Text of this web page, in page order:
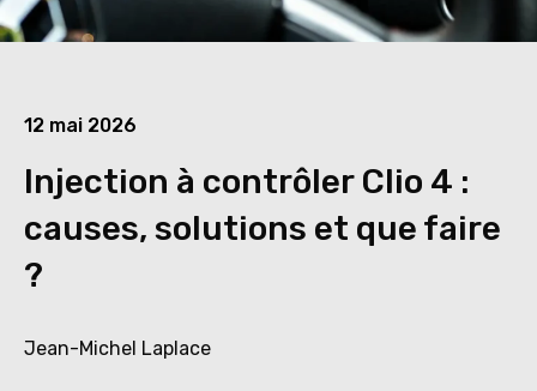
12 mai 2026
Injection à contrôler Clio 4 :
causes, solutions et que faire
?
Jean-Michel Laplace